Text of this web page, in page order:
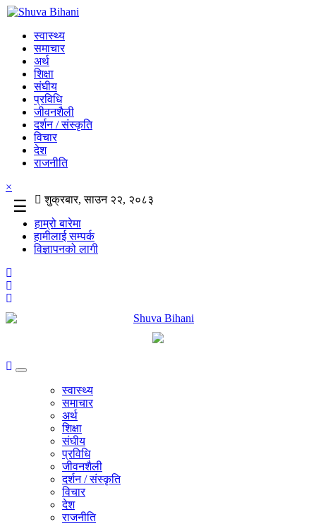
स्वास्थ्य
समाचार
अर्थ
शिक्षा
संघीय
प्रविधि
जीवनशैली
दर्शन / संस्कृति
विचार
देश
राजनीति
×
☰
शुक्रबार, साउन २२, २०८३
हाम्रो बारेमा
हामीलाई सम्पर्क
विज्ञापनको लागी
स्वास्थ्य
समाचार
अर्थ
शिक्षा
संघीय
प्रविधि
जीवनशैली
दर्शन / संस्कृति
विचार
देश
राजनीति